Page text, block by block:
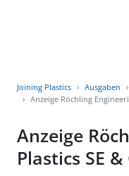
Joining Plastics Ausgaben
Anzeige Röchling
Anzeige
Plastics SE &